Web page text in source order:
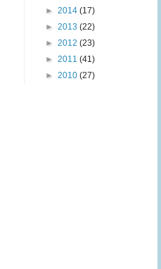
► 2014 (17)
► 2013 (22)
► 2012 (23)
► 2011 (41)
► 2010 (27)